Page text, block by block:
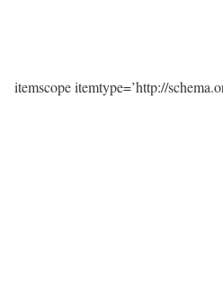
itemscope itemtype=’http://